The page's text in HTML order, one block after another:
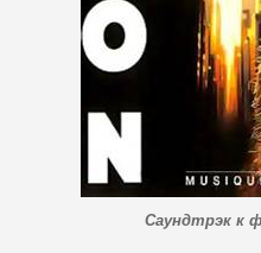
Саундтрэк к